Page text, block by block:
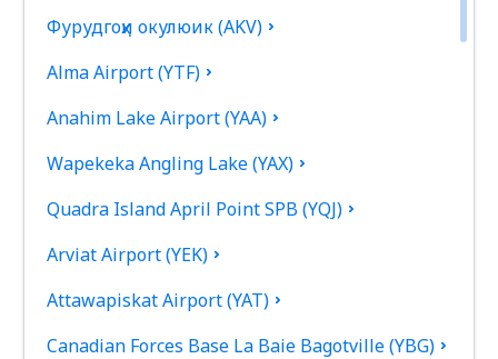
Фурудгоҳи окулюик (AKV)
Alma Airport (YTF)
Anahim Lake Airport (YAA)
Wapekeka Angling Lake (YAX)
Quadra Island April Point SPB (YQJ)
Arviat Airport (YEK)
Attawapiskat Airport (YAT)
Canadian Forces Base La Baie Bagotville (YBG)